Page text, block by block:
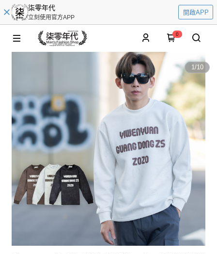
柒零年代
立刻使用官方APP
開啟APP
0
1/10